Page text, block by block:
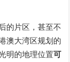
的片区，甚至不
澳大湾区规划的
明的地理位置可